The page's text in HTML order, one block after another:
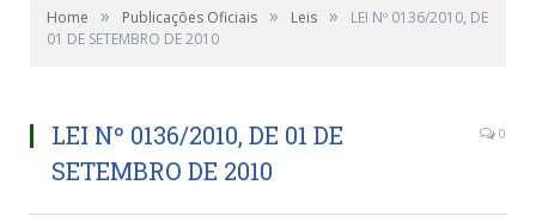
Home » Publicações Oficiais » Leis »
LEI Nº 0136/2010, DE
01 DE SETEMBRO DE 2010
LEI Nº 0136/2010, DE 01 DE
SETEMBRO DE 2010
0